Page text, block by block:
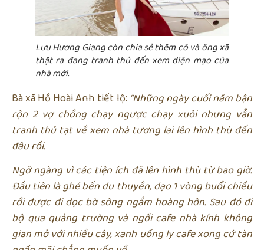
Lưu Hương Giang còn chia sẻ thêm cô và ông xã
thật ra đang tranh thủ đến xem diện mạo của
nhà mới.
Bà xã Hồ Hoài Anh tiết lộ: “Những ngày cuối năm bận
rộn 2 vợ chồng chạy ngược chạy xuôi nhưng vẫn
tranh thủ tạt về xem nhà tương lai lên hình thù đến
đâu rồi.
Ngỡ ngàng vì các tiện ích đã lên hình thù từ bao giờ.
Đầu tiên là ghé bến du thuyền, dạo 1 vòng buổi chiều
rồi được đi dọc bờ sông ngắm hoàng hôn. Sau đó đi
bộ qua quảng trường và ngồi cafe nhà kính không
gian mở với nhiều cây, xanh uống ly cafe xong cứ tàn